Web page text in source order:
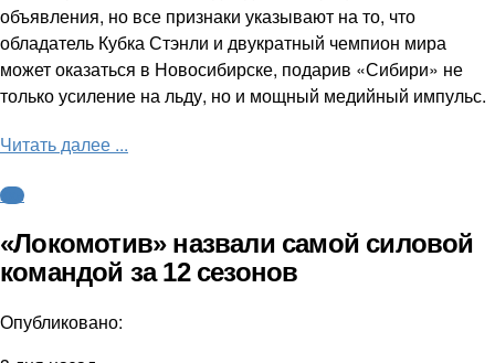
объявления, но все признаки указывают на то, что
обладатель Кубка Стэнли и двукратный чемпион мира
может оказаться в Новосибирске, подарив «Сибири» не
только усиление на льду, но и мощный медийный импульс.
Читать далее ...
КХЛ
«Локомотив» назвали самой силовой
командой за 12 сезонов
Опубликовано: